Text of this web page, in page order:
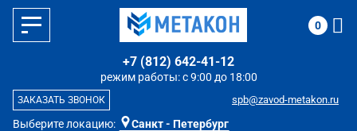
Выберите локацию: Санкт - Петербург
режим работы: с 9:00 до 18:00
+7 (812) 642-41-12
spb@zavod-metakon.ru
ЗАКАЗАТЬ ЗВОНОК
0